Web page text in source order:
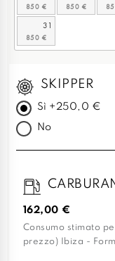
31
SKIPPER
Sì +250,0 €
No
162,00 €
Consumo stimato
prezzo) Ibiza -